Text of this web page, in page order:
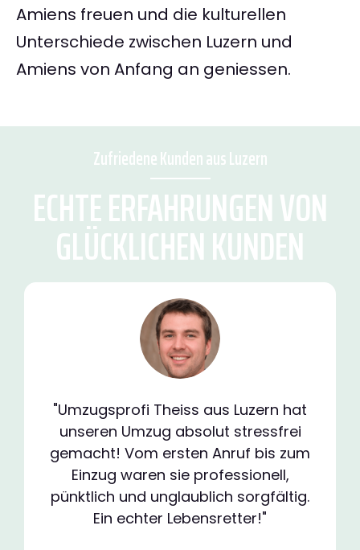
Amiens freuen und die kulturellen
Unterschiede zwischen Luzern und
Amiens von Anfang an geniessen.
Zufriedene Kunden aus Luzern
ECHTE ERFAHRUNGEN VON
GLÜCKLICHEN KUNDEN
"Umzugsprofi Theiss aus Luzern hat
unseren Umzug absolut stressfrei
gemacht! Vom ersten Anruf bis zum
Einzug waren sie professionell,
pünktlich und unglaublich sorgfältig.
Ein echter Lebensretter!"